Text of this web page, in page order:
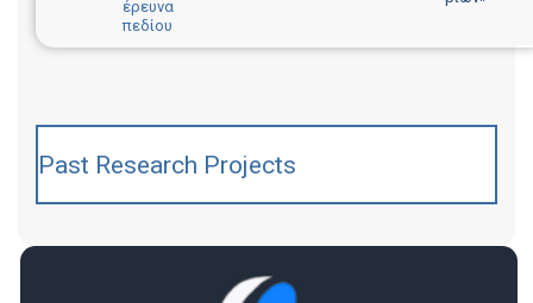
έρευνα
πεδίου
Past Research Projects